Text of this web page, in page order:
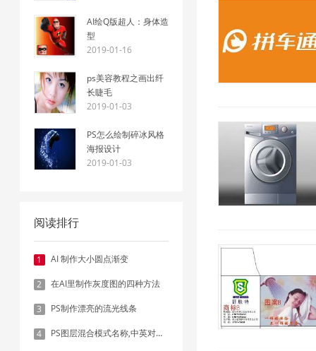
AI绘Q版超人：身体造
型
2019-01-16
ps美容教程之画出纤
长睫毛
2019-01-03
PS怎么绘制碎冰风格
海报设计
2019-01-03
阅读排行
1 AI 制作大小圆点渐变
2 在AI里制作灰度图的四种方法
3 PS制作漂亮的流光线条
4 PS图层混合模式名称,中英对照表